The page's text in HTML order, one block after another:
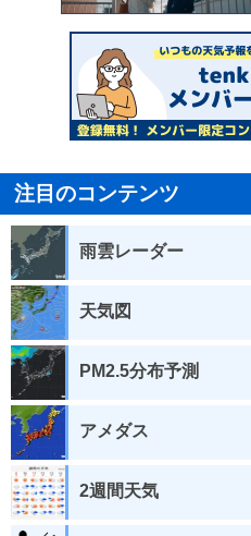
注目のコンテンツ
雨雲レーダー
天気図
PM2.5分布予測
アメダス
2週間天気